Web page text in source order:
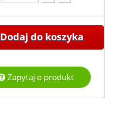
Dodaj do koszyka
Zapytaj o produkt